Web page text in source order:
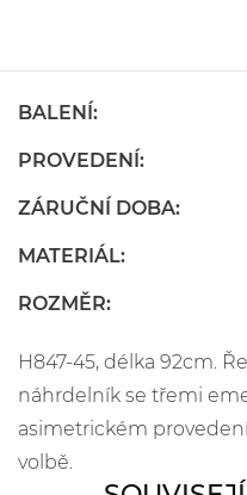
BALENÍ:
PROVEDENÍ:
ZÁRUČNÍ DOBA:
MATERIÁL:
ROZMĚR:
H847-45, délka 92cm.
náhrdelník se třemi
asimetrickém
volbě.